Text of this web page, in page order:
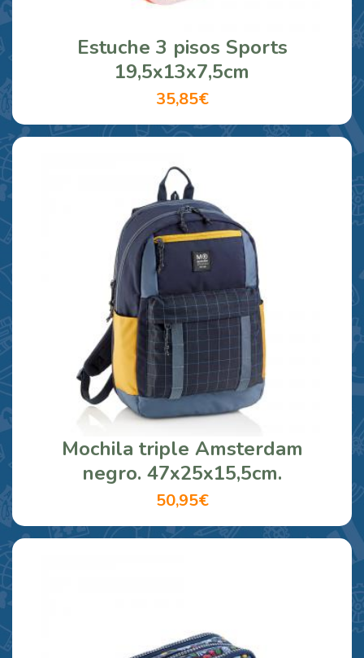
Estuche 3 pisos Sports
19,5x13x7,5cm
35,85€
Mochila triple Amsterdam
negro. 47x25x15,5cm.
50,95€